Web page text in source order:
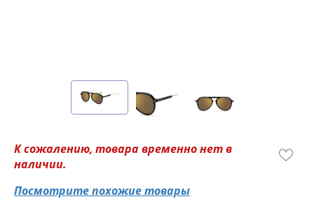
К сожалению, товара временно нет в
наличии.
Посмотрите похожие товары